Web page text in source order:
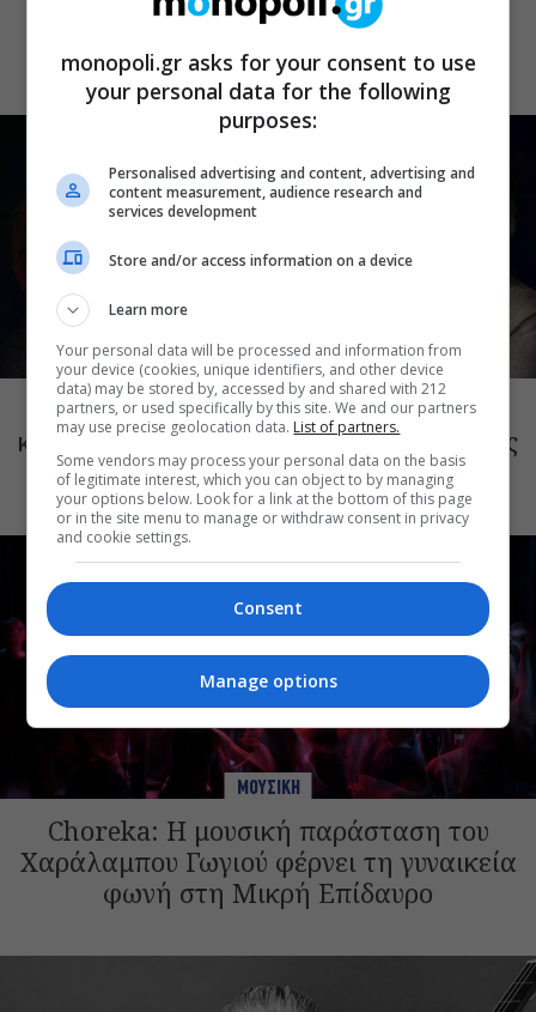
στο Κατράκειο για δύο τελευταίες
καλοκαιρινές συναυλίες
ΜΟΥΣΙΚΗ
Το Ροκ το Ελληνικό: Κώστας Τουρνάς
και Διονύσης Τσακνής στο Θέατρο Άλσος
ΔΕΗ
ΜΟΥΣΙΚΗ
Choreka: Η μουσική παράσταση του
Χαράλαμπου Γωγιού φέρνει τη γυναικεία
φωνή στη Μικρή Επίδαυρο
monopoli.gr asks for your consent to use
your personal data for the following
purposes:
Personalised advertising and content, advertising and
content measurement, audience research and
services development
Store and/or access information on a device
Learn more
Your personal data will be processed and information from
your device (cookies, unique identifiers, and other device
data) may be stored by, accessed by and shared with 212
partners, or used specifically by this site. We and our partners
may use precise geolocation data. List of partners.
Some vendors may process your personal data on the basis
of legitimate interest, which you can object to by managing
your options below. Look for a link at the bottom of this page
or in the site menu to manage or withdraw consent in privacy
and cookie settings.
Consent
Manage options